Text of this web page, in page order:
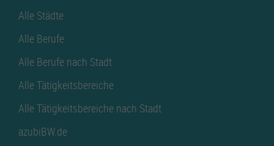
Alle Städte
Alle Berufe
Alle Berufe nach Stadt
Alle Tätigkeitsbereiche
Alle Tätigkeitsbereiche nach Stadt
azubiBW.de